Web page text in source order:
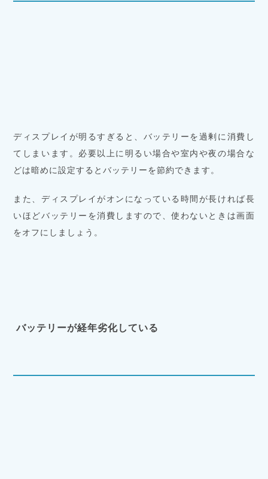
ディスプレイが明るすぎると、バッテリーを過剰に消費し
てしまいます。必要以上に明るい場合や室内や夜の場合な
どは暗めに設定するとバッテリーを節約できます。
また、ディスプレイがオンになっている時間が長ければ長
いほどバッテリーを消費しますので、使わないときは画面
をオフにしましょう。
バッテリーが経年劣化している